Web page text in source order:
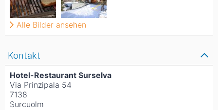
Kontakt
Hotel-Restaurant Surselva
Via Prinzipala 54
7138
Surcuolm
Alle Bilder ansehen